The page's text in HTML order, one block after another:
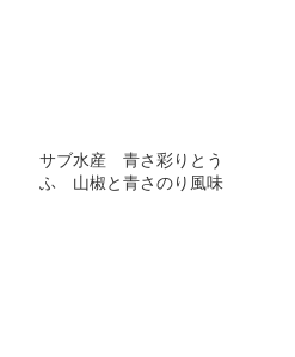
サブ水産 青さ彩りとう
ふ 山椒と青さのり風味